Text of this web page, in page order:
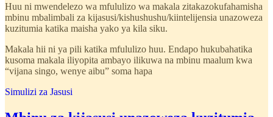
Huu ni mwendelezo wa mfululizo wa makala zitakazokufahamisha
mbinu mbalimbali za kijasusi/kishushushu/kiintelijensia unazoweza
kuzitumia katika maisha yako ya kila siku.
Makala hii ni ya pili katika mfululizo huu. Endapo hukubahatika
kusoma makala iliyopita ambayo ilikuwa na mbinu maalum kwa
“vijana singo, wenye aibu” soma hapa
Simulizi za Jasusi